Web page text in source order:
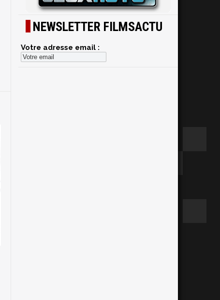
NEWSLETTER FILMSACTU
Votre adresse email :